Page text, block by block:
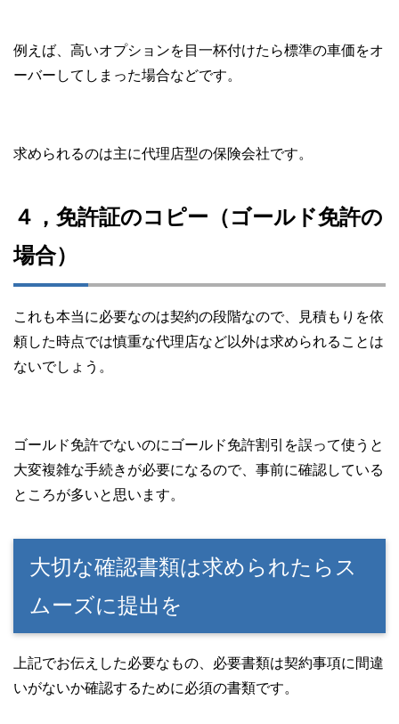
例えば、高いオプションを目一杯付けたら標準の車価をオ
ーバーしてしまった場合などです。
求められるのは主に代理店型の保険会社です。
４，免許証のコピー（ゴールド免許の
場合）
これも本当に必要なのは契約の段階なので、見積もりを依
頼した時点では慎重な代理店など以外は求められることは
ないでしょう。
ゴールド免許でないのにゴールド免許割引を誤って使うと
大変複雑な手続きが必要になるので、事前に確認している
ところが多いと思います。
大切な確認書類は求められたらス
ムーズに提出を
上記でお伝えした必要なもの、必要書類は契約事項に間違
いがないか確認するために必須の書類です。